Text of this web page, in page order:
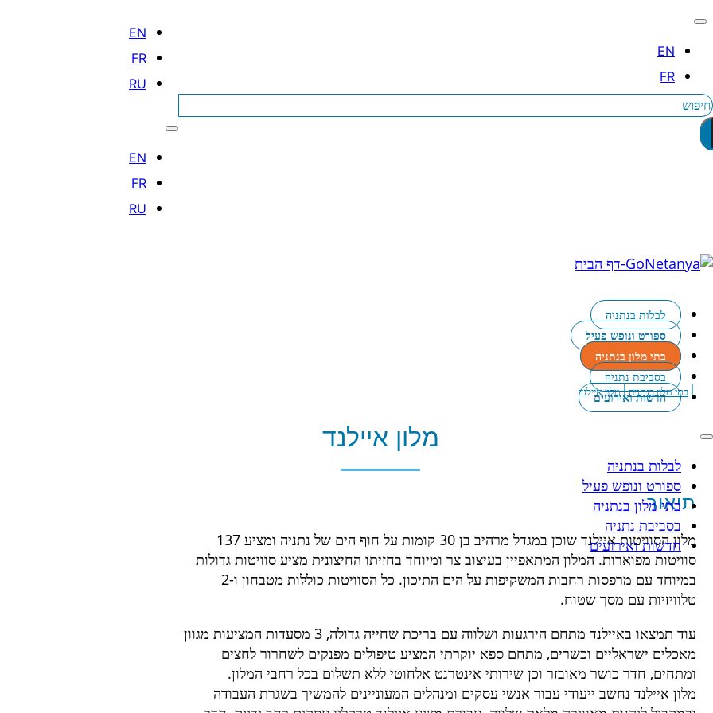
חיפוש
לבלות בנתניה
ספורט ונופש פעיל
בתי מלון בנתניה
בסביבת נתניה
חדשות ואירועים
לבלות בנתניה
ספורט ונופש פעיל
בתי מלון בנתניה
בסביבת נתניה
חדשות ואירועים
|בתי מלון בנתניה|מלון איילנד
מלון איילנד
תיאור
מלון הסוויטות איילנד שוכן במגדל מרהיב בן 30 קומות על חוף הים של נתניה ומציע 137
סוויטות מפוארות. המלון המתאפיין בעיצוב צר ומיוחד בחזיתו החיצונית מציע סוויטות גדולות
במיוחד עם מרפסות רחבות המשקיפות על הים התיכון. כל הסוויטות כוללות מטבחון ו-2
טלוויזיות עם מסך שטוח.
עוד תמצאו באיילנד מתחם הירגעות ושלווה עם בריכת שחייה גדולה, 3 מסעדות המציעות מגוון
מאכלים ישראליים וכשרים, מתחם ספא יוקרתי המציע טיפולים מפנקים לשחרור לחצים
ומתחים, חדר כושר מאובזר וכן שירותי אינטרנט אלחוטי ללא תשלום בכל רחבי המלון.
מלון איילנד נחשב ייעודי עבור אנשי עסקים ומנהלים המעוניינים להמשיך בשגרת העבודה